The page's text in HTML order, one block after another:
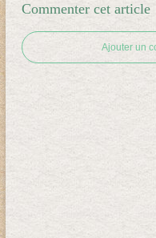
Commenter cet article
Ajouter un